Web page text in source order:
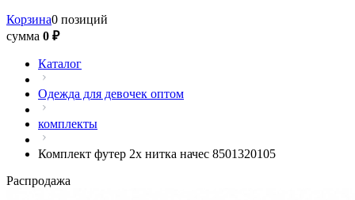
Корзина0 позиций
сумма 0 ₽
Каталог
Одежда для девочек оптом
комплекты
Комплект футер 2х нитка начес 8501320105
Распродажа